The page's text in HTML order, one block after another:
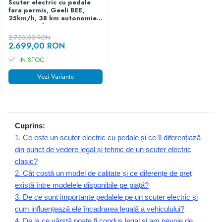
Scuter electric cu pedale
fara permis, Geeli BEE,
25km/h, 38 km autonomie
max, Omologat
2.750,00 RON
2.699,00 RON
IN STOC
Vezi Variante
Cuprins:
1. Ce este un scuter electric cu pedale și ce îl diferențiază
din punct de vedere legal și tehnic de un scuter electric
clasic?
2. Cât costă un model de calitate și ce diferențe de preț
există între modelele disponibile pe piață?
3. De ce sunt importante pedalele pe un scuter electric și
cum influențează ele încadrarea legală a vehiculului?